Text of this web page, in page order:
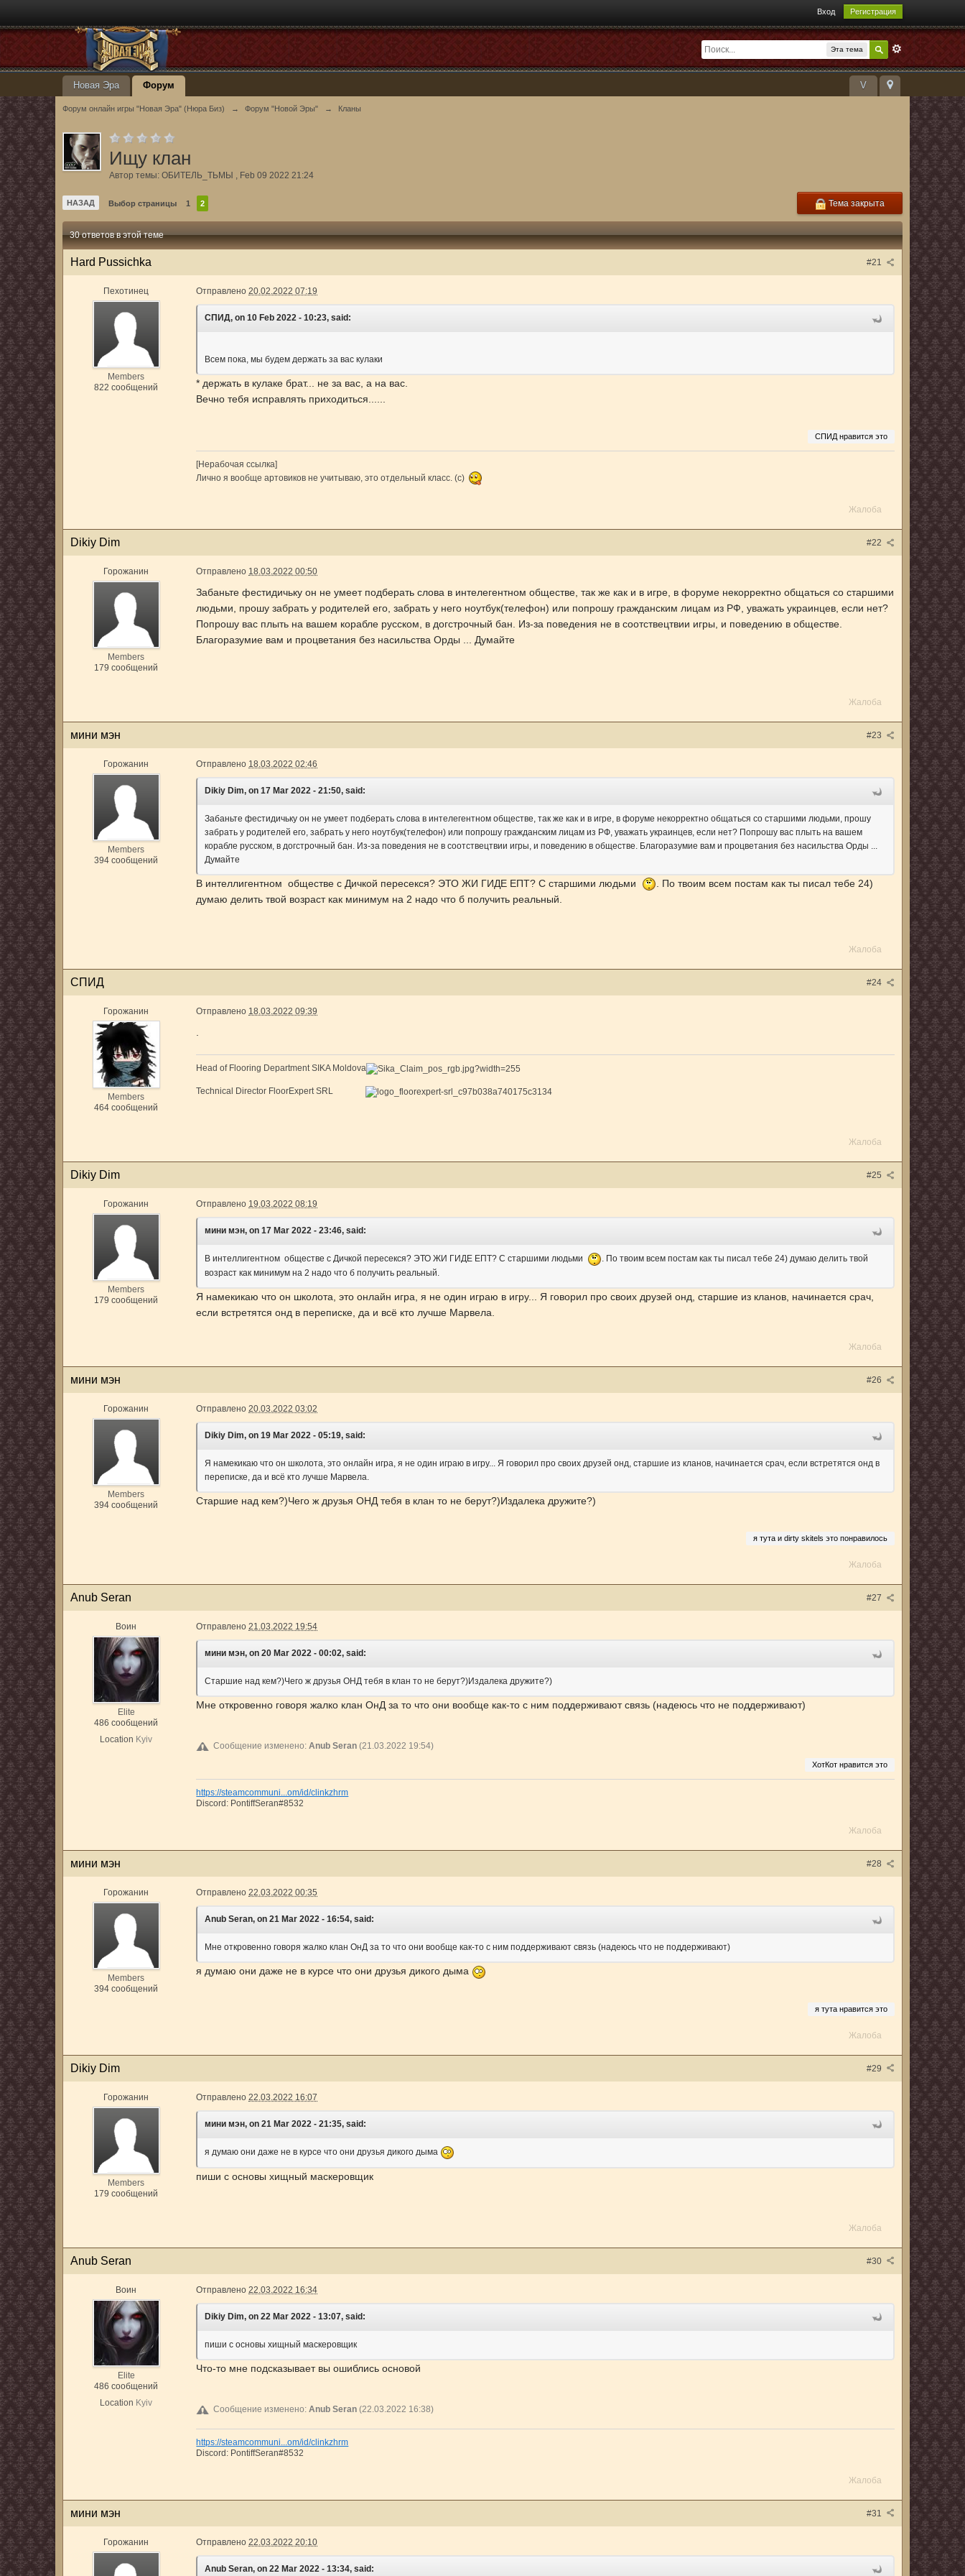
Вход Регистрация
Эта тема
V
Новая Эра Форум
Форум онлайн игры "Новая Эра" (Нюра Биз) → Форум "Новой Эры" → Кланы
Ищу клан
Автор темы:ОБИТЕЛЬ_ТЬМЫ , Feb 09 2022 21:24
НАЗАД Выбор страницы 1 2 Тема закрыта
30 ответов в этой теме
#21
Hard Pussichka
Пехотинец
Members
822 сообщений
Отправлено20.02.2022 07:19
СПИД, on 10 Feb 2022 - 10:23, said:
Всем пока, мы будем держать за вас кулаки
* держать в кулаке брат... не за вас, а на вас.
Вечно тебя исправлять приходиться......
СПИД нравится это
[Нерабочая ссылка]
Лично я вообще артовиков не учитываю, это отдельный класс. (с)
Жалоба
#22
Dikiy Dim
Горожанин
Members
179 сообщений
Отправлено 18.03.2022 00:50
Забаньте фестидичьку он не умеет подберать слова в интелегентном обществе, так же как и в игре, в форуме некорректно общаться со старшими
людьми, прошу забрать у родителей его, забрать у него ноутбук(телефон) или попрошу гражданским лицам из РФ, уважать украинцев, если нет?
Попрошу вас плыть на вашем корабле русском, в догстрочный бан. Из-за поведения не в соотствецтвии игры, и поведению в обществе.
Благоразумие вам и процветания без насильства Орды ... Думайте
Жалоба
#23
мини мэн
Горожанин
Members
394 сообщений
Отправлено 18.03.2022 02:46
Dikiy Dim, on 17 Mar 2022 - 21:50, said:
Забаньте фестидичьку он не умеет подберать слова в интелегентном обществе, так же как и в игре, в форуме некорректно общаться со старшими людьми, прошу
забрать у родителей его, забрать у него ноутбук(телефон) или попрошу гражданским лицам из РФ, уважать украинцев, если нет? Попрошу вас плыть на вашем
корабле русском, в догстрочный бан. Из-за поведения не в соотствецтвии игры, и поведению в обществе. Благоразумие вам и процветания без насильства Орды ...
Думайте
В интеллигентном обществе с Дичкой пересекся? ЭТО ЖИ ГИДЕ ЕПТ? С старшими людьми
. По твоим всем постам как ты писал тебе 24)
думаю делить твой возраст как минимум на 2 надо что б получить реальный.
Жалоба
#24
СПИД
Горожанин
Members
464 сообщений
Отправлено 18.03.2022 09:39
.
Head of Flooring Department SIKA Moldova
Technical Director FloorExpert SRL
Жалоба
#25
Dikiy Dim
Горожанин
Members
179 сообщений
Отправлено 19.03.2022 08:19
мини мэн, on 17 Mar 2022 - 23:46, said:
В интеллигентном обществе с Дичкой пересекся? ЭТО ЖИ ГИДЕ ЕПТ? С старшими людьми
. По твоим всем постам как ты писал тебе 24) думаю делить твой
возраст как минимум на 2 надо что б получить реальный.
Я намекикаю что он школота, это онлайн игра, я не один играю в игру... Я говорил про своих друзей онд, старшие из кланов, начинается срач,
если встретятся онд в переписке, да и всё кто лучше Марвела.
Жалоба
#26
мини мэн
Горожанин
Members
394 сообщений
Отправлено20.03.2022 03:02
Dikiy Dim, on 19 Mar 2022 - 05:19, said:
Я намекикаю что он школота, это онлайн игра, я не один играю в игру... Я говорил про своих друзей онд, старшие из кланов, начинается срач, если встретятся онд в
переписке, да и всё кто лучше Марвела.
Старшие над кем?)Чего ж друзья ОНД тебя в клан то не берут?)Издалека дружите?)
я тута и dirty skitels это понравилось
Жалоба
#27
Anub Seran
Воин
Elite
486 сообщений
Location Kyiv
Отправлено21.03.2022 19:54
мини мэн, on 20 Mar 2022 - 00:02, said:
Старшие над кем?)Чего ж друзья ОНД тебя в клан то не берут?)Издалека дружите?)
Мне откровенно говоря жалко клан ОнД за то что они вообще как-то с ним поддерживают связь (надеюсь что не поддерживают)
Сообщение изменено:Anub Seran (21.03.2022 19:54)
ХотКот нравится это
https://steamcommuni...om/id/clinkzhrm
Discord: PontiffSeran#8532
Жалоба
#28
мини мэн
Горожанин
Members
394 сообщений
Отправлено22.03.2022 00:35
Anub Seran, on 21 Mar 2022 - 16:54, said:
Мне откровенно говоря жалко клан ОнД за то что они вообще как-то с ним поддерживают связь (надеюсь что не поддерживают)
я думаю они даже не в курсе что они друзья дикого дыма
я тута нравится это
Жалоба
#29
Dikiy Dim
Горожанин
Members
179 сообщений
Отправлено22.03.2022 16:07
мини мэн, on 21 Mar 2022 - 21:35, said:
я думаю они даже не в курсе что они друзья дикого дыма
пиши с основы хищный маскеровщик
Жалоба
#30
Anub Seran
Воин
Elite
486 сообщений
Location Kyiv
Отправлено22.03.2022 16:34
Dikiy Dim, on 22 Mar 2022 - 13:07, said:
пиши с основы хищный маскеровщик
Что-то мне подсказывает вы ошиблись основой
Сообщение изменено:Anub Seran (22.03.2022 16:38)
https://steamcommuni...om/id/clinkzhrm
Discord: PontiffSeran#8532
Жалоба
#31
мини мэн
Горожанин Отправлено22.03.2022 20:10
Anub Seran, on 22 Mar 2022 - 13:34, said: